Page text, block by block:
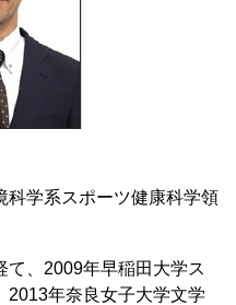
学系スポーツ健康科学領
て、2009年早稲田大学ス
2013年奈良女子大学文学